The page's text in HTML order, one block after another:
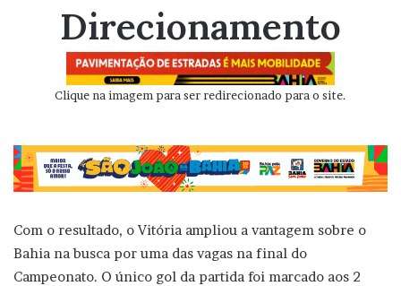
Direcionamento
Clique na imagem para ser redirecionado para o site.
Com o resultado, o Vitória ampliou a vantagem sobre o
Bahia na busca por uma das vagas na final do
Campeonato. O único gol da partida foi marcado aos 2